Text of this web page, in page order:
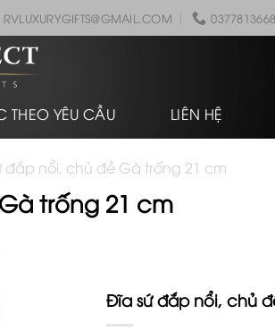
RVLUXURYGIFTS@GMAIL.COM 0377813668
THEO YÊU CẦU LIÊN HỆ
đắp nổi, chủ đề Gà trống 21 cm
trống 21 cm
Đĩa sứ đắp nổi, chủ